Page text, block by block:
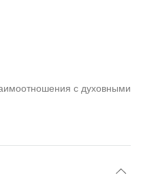
с духовными